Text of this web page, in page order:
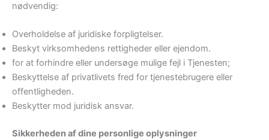
nødvendig:
Overholdelse af juridiske forpligtelser.
Beskyt virksomhedens rettigheder eller ejendom.
for at forhindre eller undersøge mulige fejl i Tjenesten;
Beskyttelse af privatlivets fred for tjenestebrugere eller
offentligheden.
Beskytter mod juridisk ansvar.
Sikkerheden af ​​dine personlige oplysninger